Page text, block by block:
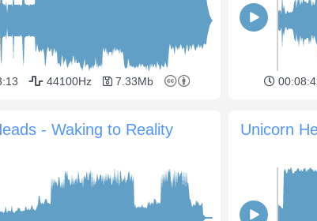
44100Hz 7.33Mb
- Waking to Reality Unicorn